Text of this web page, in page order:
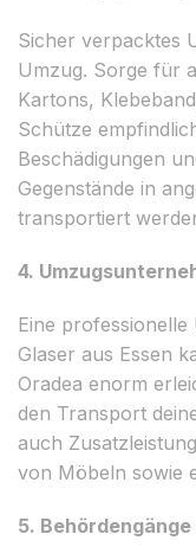
Sicher verpacktes
Umzug. Sorge für
Kartons,
Schütze
Beschädigungen
Gegenstände in
transportiert
4.
Eine
Glaser aus Essen
Oradea enorm
den Transport
auch
von Möbeln sowie
5.